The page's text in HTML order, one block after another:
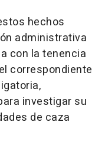
hechos
administrativa
con la tenencia
correspondiente
investigar su
de caza